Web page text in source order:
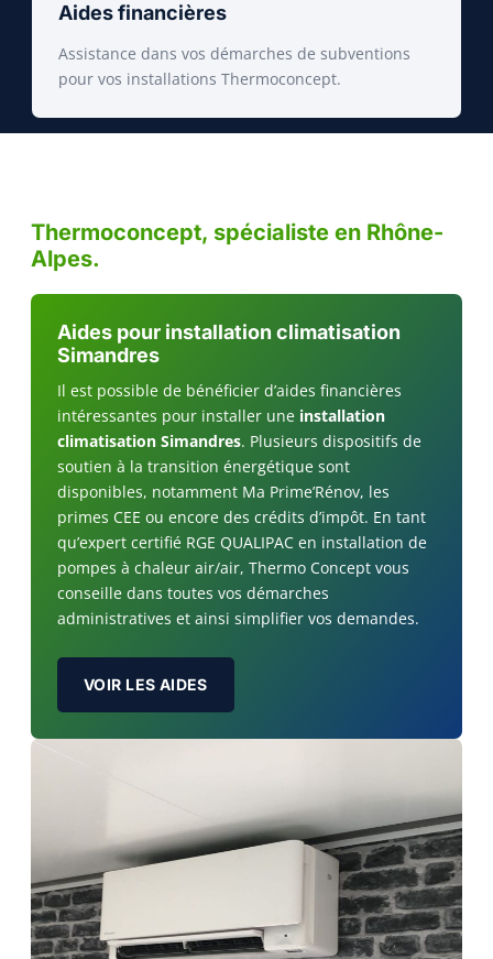
Aides financières
Assistance dans vos démarches de subventions
pour vos installations Thermoconcept.
Thermoconcept, spécialiste en Rhône-
Alpes.
Aides pour installation climatisation
Simandres
Il est possible de bénéficier d’aides financières
intéressantes pour installer une installation
climatisation Simandres. Plusieurs dispositifs de
soutien à la transition énergétique sont
disponibles, notamment Ma Prime’Rénov, les
primes CEE ou encore des crédits d’impôt. En tant
qu’expert certifié RGE QUALIPAC en installation de
pompes à chaleur air/air, Thermo Concept vous
conseille dans toutes vos démarches
administratives et ainsi simplifier vos demandes.
VOIR LES AIDES